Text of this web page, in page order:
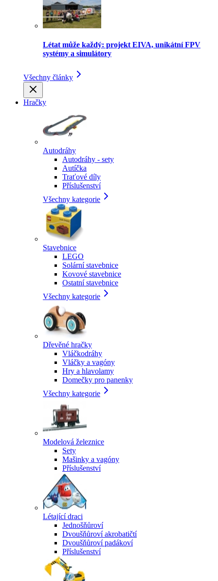
Létat může každý: projekt EIVA, unikátní FPV
systémy a simulátory
Všechny články
Hračky
Autodráhy
Autodráhy - sety
Autíčka
Traťové díly
Příslušenství
Všechny kategorie
Stavebnice
LEGO
Solární stavebnice
Kovové stavebnice
Ostatní stavebnice
Všechny kategorie
Dřevěné hračky
Vláčkodráhy
Vláčky a vagóny
Hry a hlavolamy
Domečky pro panenky
Všechny kategorie
Modelová železnice
Sety
Mašinky a vagóny
Příslušenství
Létající draci
Jednošňůroví
Dvoušňůroví akrobatičtí
Dvoušňůroví padákoví
Příslušenství